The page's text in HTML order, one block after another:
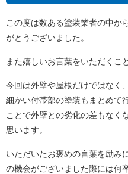
この度は数ある塗装業者の中か
がとうございました。
また嬉しいお言葉をいただくこ
今回は外壁や屋根だけではなく
細かい付帯部の塗装もまとめて
ことで外壁との劣化の差もなく
思います。
いただいたお褒めの言葉を励み
の機会がございました際には何